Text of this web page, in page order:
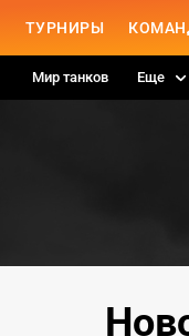
ТУРНИРЫ
Мир танков Еще